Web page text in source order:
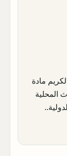
مادة
المحلية